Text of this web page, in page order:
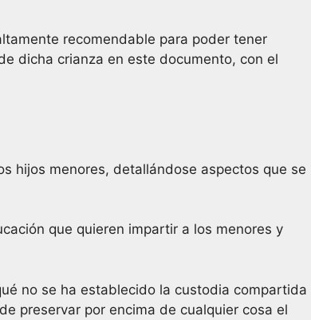
recomendable para poder tener
dicha crianza en este documento, con el
hijos menores, detallándose aspectos que se
que quieren impartir a los menores y
no se ha establecido la custodia compartida
preservar por encima de cualquier cosa el